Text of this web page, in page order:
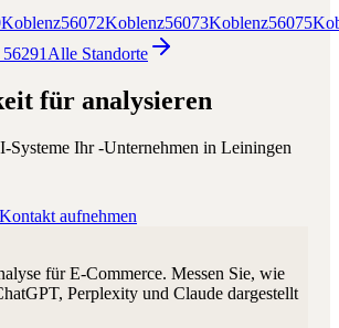
Koblenz56072Koblenz56073Koblenz56075
56291 Alle Standorte
für analysieren
Systeme Ihr-Unternehmen in Leiningen
Kontakt aufnehmen
für E-Commerce. Messen Sie, wie
Perplexity und Claude dargestellt